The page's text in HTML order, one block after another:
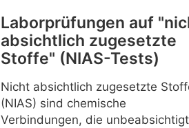
Laborprüfungen auf
absichtlich zugesetzte
Stoffe" (NIAS-Tests)
Nicht absichtlich zugesetzte
(NIAS) sind chemische
Verbindungen, die